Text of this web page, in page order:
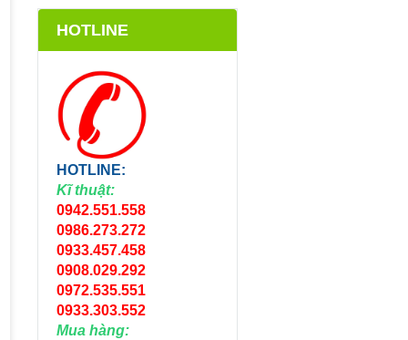
HOTLINE
HOTLINE:
Kĩ thuật:
0942.551.558
0986.273.272
0933.457.458
0908.029.292
0972.535.551
0933.303.552
Mua hàng: